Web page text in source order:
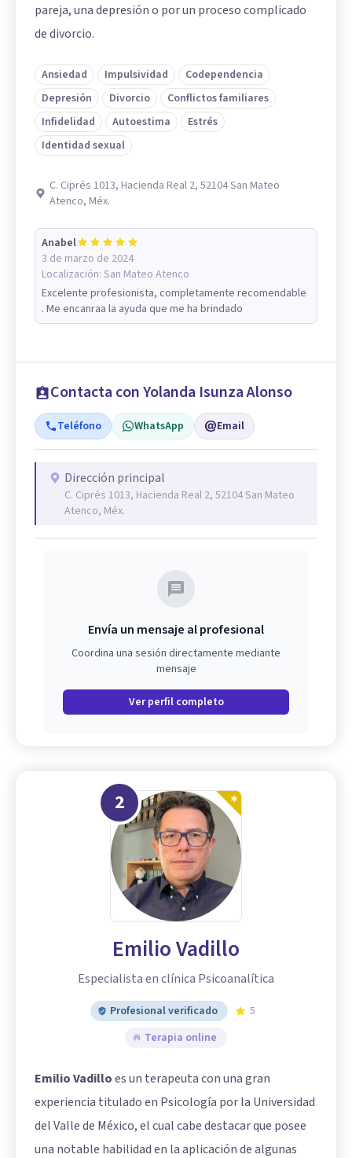
pareja, una depresión o por un proceso complicado
de divorcio.
Ansiedad Impulsividad
Codependencia
Depresión
Divorcio
Conflictos familiares
Infidelidad
Autoestima
Estrés
Identidad sexual
C. Ciprés 1013, Hacienda Real 2, 52104 San Mateo
Atenco, Méx.
Anabel
3 de marzo de 2024
Localización: San Mateo Atenco
Excelente profesionista, completamente recomendable
. Me encanraa la ayuda que me ha brindado
Contacta con Yolanda Isunza Alonso
Teléfono WhatsApp Email
Dirección principal
C. Ciprés 1013, Hacienda Real 2, 52104 San Mateo
Atenco, Méx.
Envía un mensaje al profesional
Coordina una sesión directamente mediante
mensaje
Ver perfil completo
2
Emilio Vadillo
Especialista en clínica Psicoanalítica
Profesional verificado
5
Terapia online
Emilio Vadilloes un terapeuta con una gran
experiencia titulado en Psicología por la Universidad
del Valle de México, el cual cabe destacar que posee
una notable habilidad en la aplicación de algunas